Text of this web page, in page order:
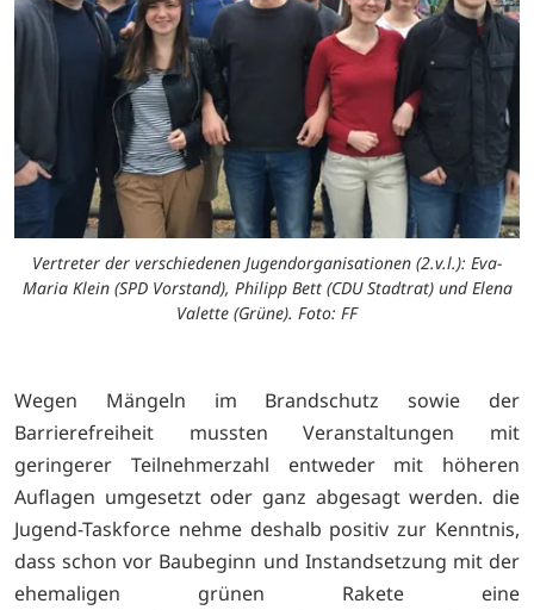
Vertreter der verschiedenen Jugendorganisationen (2.v.l.): Eva-
Maria Klein (SPD Vorstand), Philipp Bett (CDU Stadtrat) und Elena
Valette (Grüne). Foto: FF
Wegen Mängeln im Brandschutz sowie der
Barrierefreiheit mussten Veranstaltungen mit
geringerer Teilnehmerzahl entweder mit höheren
Auflagen umgesetzt oder ganz abgesagt werden. die
Jugend-Taskforce nehme deshalb positiv zur Kenntnis,
dass schon vor Baubeginn und Instandsetzung mit der
ehemaligen grünen Rakete eine